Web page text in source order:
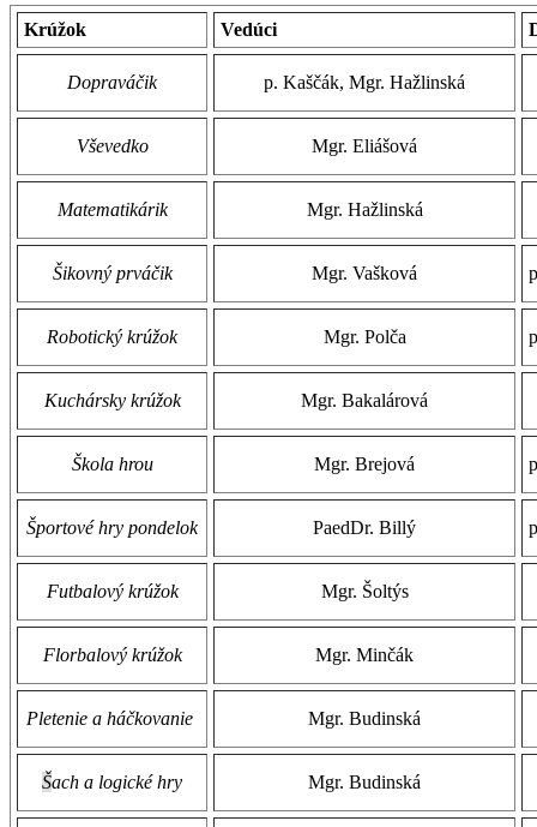
Krúžok Vedúci
Dopraváčik p. Kaščák, Mgr. Hažlinská
Vševedko Mgr. Eliášová
Matematikárik Mgr. Hažlinská
Šikovný prváčik Mgr. Vašková
Robotický krúžok Mgr. Polča
Kuchársky krúžok Mgr. Bakalárová
Škola hrou Mgr. Brejová
Športové hry pondelok PaedDr. Billý
Futbalový krúžok Mgr. Šoltýs
Florbalový krúžok Mgr. Minčák
Pletenie a háčkovanie Mgr. Budinská
Šach a logické hry Mgr. Budinská